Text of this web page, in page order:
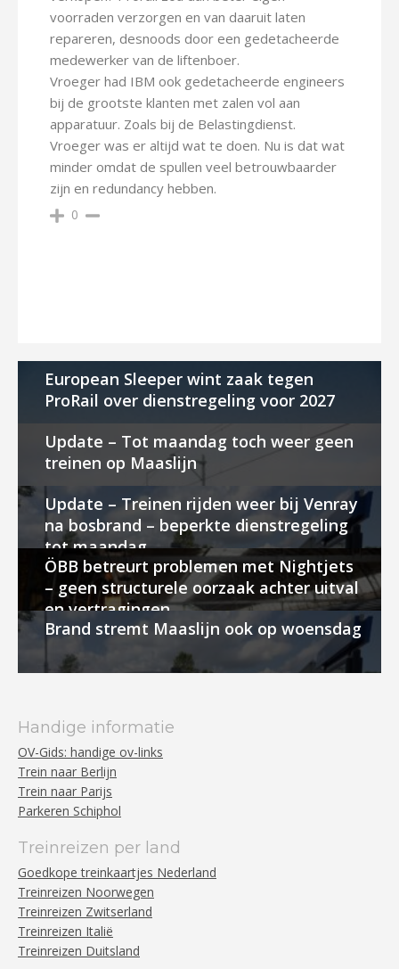
voorraden verzorgen en van daaruit laten
repareren, desnoods door een gedetacheerde
medewerker van de liftenboer.
Vroeger had IBM ook gedetacheerde engineers
bij de grootste klanten met zalen vol aan
apparatuur. Zoals bij de Belastingdienst.
Vroeger was er altijd wat te doen. Nu is dat wat
minder omdat de spullen veel betrouwbaarder
zijn en redundancy hebben.
0
European Sleeper wint zaak tegen
ProRail over dienstregeling voor 2027
Update – Tot maandag toch weer geen
treinen op Maaslijn
Update – Treinen rijden weer bij Venray
na bosbrand – beperkte dienstregeling
tot maandag
ÖBB betreurt problemen met Nightjets
– geen structurele oorzaak achter uitval
en vertragingen
Brand stremt Maaslijn ook op woensdag
Handige informatie
OV-Gids: handige ov-links
Trein naar Berlijn
Trein naar Parijs
Parkeren Schiphol
Treinreizen per land
Goedkope treinkaartjes Nederland
Treinreizen Noorwegen
Treinreizen Zwitserland
Treinreizen Italië
Treinreizen Duitsland